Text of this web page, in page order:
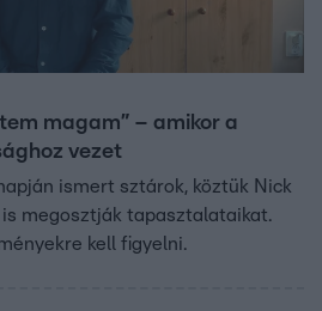
magam” – amikor a
vezet
ismert sztárok, köztük Nick
megosztják tapasztalataikat.
kell figyelni.